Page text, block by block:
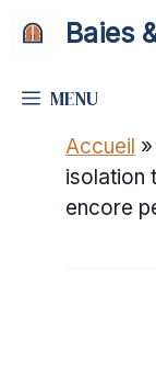
Baies
MENU
Accueil »
isolation
encore